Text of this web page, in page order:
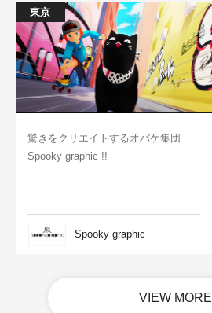
東京
驚きをクリエイトするオバケ集団
Spooky graphic !!
Spooky graphic
VIEW MORE